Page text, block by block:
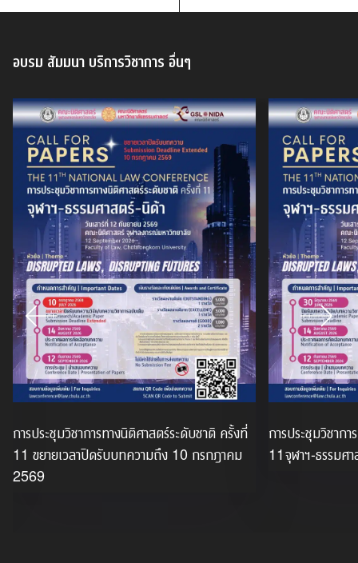
อบรม สัมมนา บริการวิชาการ อื่นๆ
การประชุมวิชาการทางนิติศาสตร์ระดับชาติ ครั้งที่
11 ขยายเวลาปิดรับบทความถึง 10 กรกฎาคม
2569
การประชุมวิชาก
11จุฬาฯ-ธรรมศ